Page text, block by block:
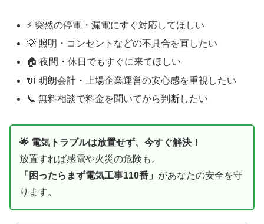
⚡ 突然の停電・漏電にすぐ対応してほしい
💡 照明・コンセントなどの不具合を直したい
🏠 夜間・休日でもすぐに来てほしい
🔌 明朗会計・上場企業運営の安心感を重視したい
📞 無料相談で料金を聞いてから判断したい
🌟 電気トラブルは放置せず、今すぐ解決！
放置すれば感電や火災の危険も。
「困ったらまず電気工事110番」 があなたの安全を守
ります。